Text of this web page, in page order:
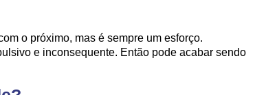
o próximo, mas é sempre um esforço.
e inconsequente. Então pode acabar sendo